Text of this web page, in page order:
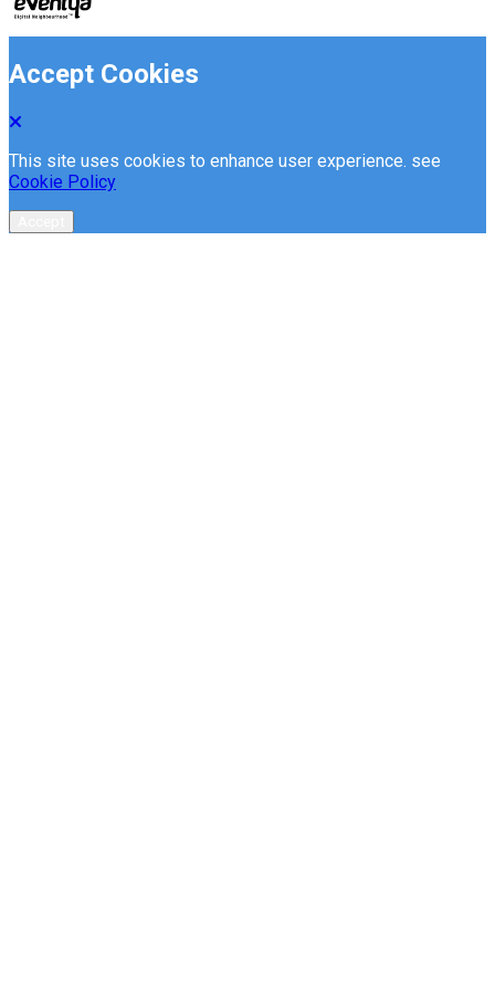
Accept Cookies
This site uses cookies to enhance user experience. see
Cookie Policy